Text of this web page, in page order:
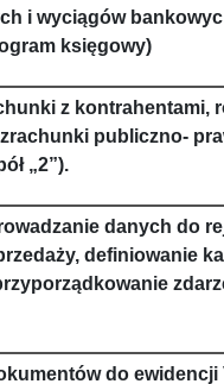
i wyciągów
księgowy)
z kontrahentami,
publiczno-
„2”).
danych do
definiowanie
do ewidencji